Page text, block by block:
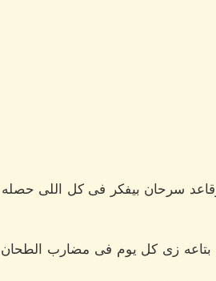
سرحان بيفكر فى كل اللى
زى كل يوم فى مضارب الطحان